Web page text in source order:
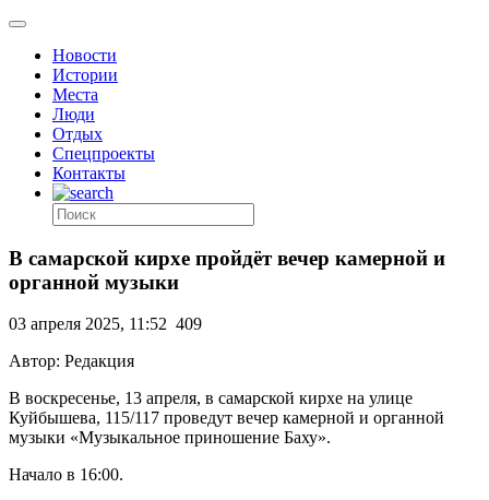
Новости
Истории
Места
Люди
Отдых
Спецпроекты
Контакты
В самарской кирхе пройдёт вечер камерной и
органной музыки
03 апреля 2025, 11:52 409
Автор: Редакция
В воскресенье, 13 апреля, в самарской кирхе на улице
Куйбышева, 115/117 проведут вечер камерной и органной
музыки «Музыкальное приношение Баху».
Начало в 16:00.